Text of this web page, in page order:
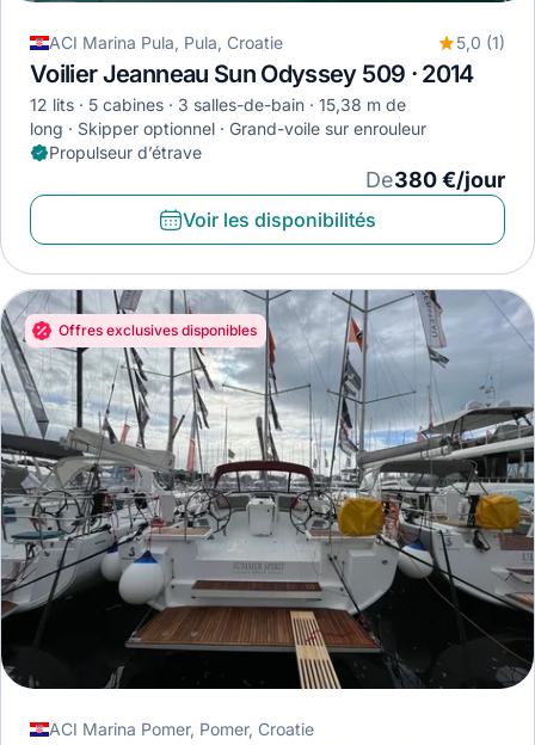
ACI Marina Pula, Pula, Croatie 5,0 (1)
Voilier Jeanneau Sun Odyssey 509 · 2014
12 lits 5 cabines 3 salles-de-bain
15,38 m de
long
Skipper optionnel
Grand-voile sur enrouleur
Propulseur d’étrave
De380 €/jour
Voir les disponibilités
Offres exclusives disponibles
ACI Marina Pomer, Pomer, Croatie